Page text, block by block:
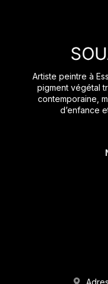
Artiste peintre à
pigment végétal
contemporaine,
d’enfance